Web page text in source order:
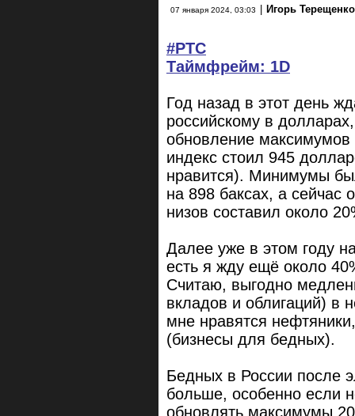
07 января 2024, 03:03 Игорь
#РТС
Таймфрейм: 1D
Год назад в этот день
российскому в
обновление
индекс стоил 945
нравится). Минимумы
на 898 баксах, а сейчас
низов составил около
Далее уже в этом году
есть я жду ещё около
Считаю, выгодно
вкладов и облигаций) в
мне нравятся
(бизнесы для бедных).
Бедных в России после
больше, особенно если
обновлять максимумы